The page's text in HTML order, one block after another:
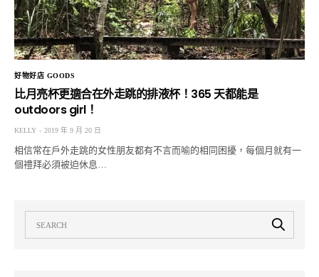
好物好店 GOODS
比月亮杯更適合在外走跳的排液杯！365 天都能是
outdoors girl！
KELLY 2019 年 9 月 20 日
相信常在戶外走跳的女性朋友都有不言而喻的相同困擾，每個月就有一
個禮拜必須被迫休息…